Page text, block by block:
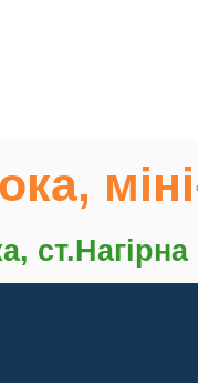
ст.Нагірна